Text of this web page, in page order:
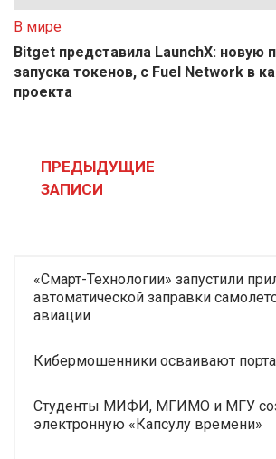
В мире
Bitget представила LaunchX: новую
запуска токенов, с Fuel Network в
проекта
записям
ПРЕДЫДУЩИЕ
ЗАПИСИ
«Смарт-Технологии» запустили
автоматической заправки
авиации
Кибермошенники осваивают
Студенты МИФИ, МГИМО и МГУ
электронную «Капсулу времени»